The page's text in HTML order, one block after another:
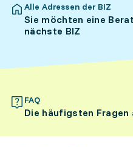
Alle Adressen der BIZ
Sie möchten eine
nächste BIZ
FAQ
Die häufigsten